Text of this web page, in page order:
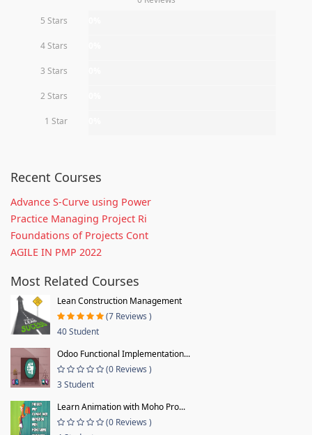
5 Stars
4 Stars
3 Stars
2 Stars
1 Star
Recent Courses
Advance S-Curve using Power
Practice Managing Project Ri
Foundations of Projects Cont
AGILE IN PMP 2022
Most Related Courses
Lean Construction Management
(7 Reviews )
40 Student
Odoo Functional Implementation...
(0 Reviews )
3 Student
Learn Animation with Moho Pro...
(0 Reviews )